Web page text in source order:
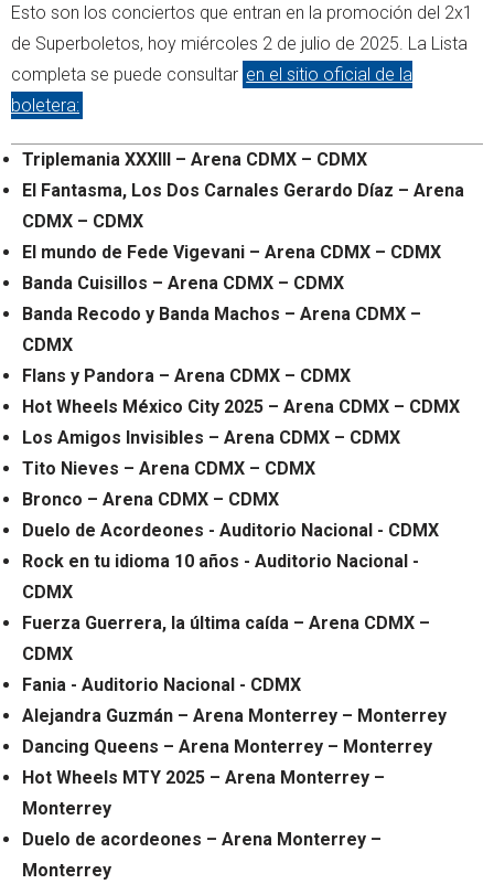
Esto son los conciertos que entran en la promoción del 2x1
de Superboletos, hoy miércoles 2 de julio de 2025. La Lista
completa se puede consultar en el sitio oficial de la
boletera:
Triplemania XXXIII – Arena CDMX – CDMX
El Fantasma, Los Dos Carnales Gerardo Díaz – Arena
CDMX – CDMX
El mundo de Fede Vigevani – Arena CDMX – CDMX
Banda Cuisillos – Arena CDMX – CDMX
Banda Recodo y Banda Machos – Arena CDMX –
CDMX
Flans y Pandora – Arena CDMX – CDMX
Hot Wheels México City 2025 – Arena CDMX – CDMX
Los Amigos Invisibles – Arena CDMX – CDMX
Tito Nieves – Arena CDMX – CDMX
Bronco – Arena CDMX – CDMX
Duelo de Acordeones - Auditorio Nacional - CDMX
Rock en tu idioma 10 años - Auditorio Nacional -
CDMX
Fuerza Guerrera, la última caída – Arena CDMX –
CDMX
Fania - Auditorio Nacional - CDMX
Alejandra Guzmán – Arena Monterrey – Monterrey
Dancing Queens – Arena Monterrey – Monterrey
Hot Wheels MTY 2025 – Arena Monterrey –
Monterrey
Duelo de acordeones – Arena Monterrey –
Monterrey